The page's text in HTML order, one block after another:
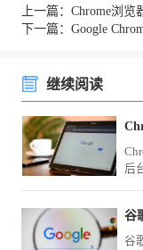
上一篇：Chrome浏
下一篇：Google
继续阅读
后
谷